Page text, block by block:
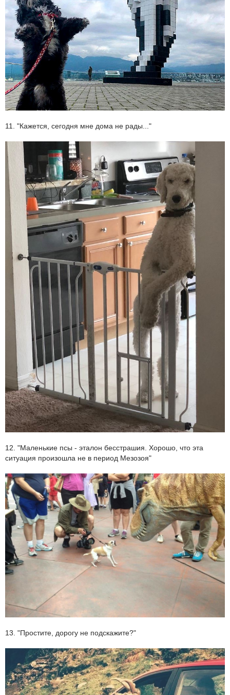
11. "Кажется, сегодня мне дома не рады..."
12. "Маленькие псы - эталон бесстрашия. Хорошо, что эта
ситуация произошла не в период Мезозоя"
13. "Простите, дорогу не подскажите?"